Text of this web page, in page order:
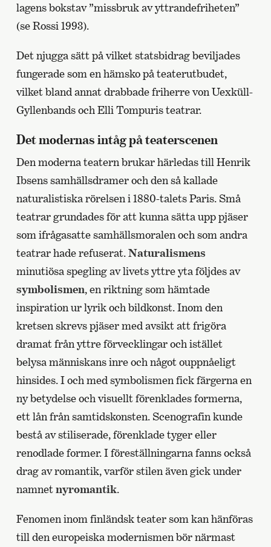
lagens bokstav ”missbruk av yttrandefriheten”
(se Rossi 1993).
Det njugga sätt på vilket statsbidrag beviljades
fungerade som en hämsko på teaterutbudet,
vilket bland annat drabbade friherre von Uexküll-
Gyllenbands och Elli Tompuris teatrar.
Det modernas intåg på teaterscenen
Den moderna teatern brukar härledas till Henrik
Ibsens samhällsdramer och den så kallade
naturalistiska rörelsen i 1880-talets Paris. Små
teatrar grundades för att kunna sätta upp pjäser
som ifrågasatte samhällsmoralen och som andra
teatrar hade refuserat.Naturalismens
minutiösa spegling av livets yttre yta följdes av
symbolismen, en riktning som hämtade
inspiration ur lyrik och bildkonst. Inom den
kretsen skrevs pjäser med avsikt att frigöra
dramat från yttre förvecklingar och istället
belysa människans inre och något ouppnåeligt
hinsides. I och med symbolismen fick färgerna en
ny betydelse och visuellt förenklades formerna,
ett lån från samtidskonsten. Scenografin kunde
bestå av stiliserade, förenklade tyger eller
renodlade former. I föreställningarna fanns också
drag av romantik, varför stilen även gick under
namnetnyromantik.
Fenomen inom finländsk teater som kan hänföras
till den europeiska modernismen bör närmast